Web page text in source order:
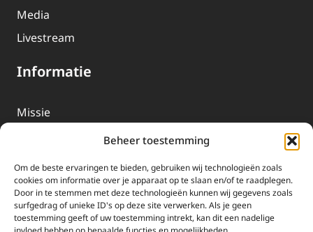
Beheer toestemming
Om de beste ervaringen te bieden, gebruiken wij technologieën zoals
cookies om informatie over je apparaat op te slaan en/of te raadplegen.
Door in te stemmen met deze technologieën kunnen wij gegevens zoals
surfgedrag of unieke ID's op deze site verwerken. Als je geen
toestemming geeft of uw toestemming intrekt, kan dit een nadelige
Media
Livestream
Informatie
Missie
EWTN-Team
Organisatiegegevens